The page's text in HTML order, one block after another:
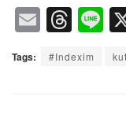
E
m
ail
T
hr
e
Li
n
e
Tags: #Indexim